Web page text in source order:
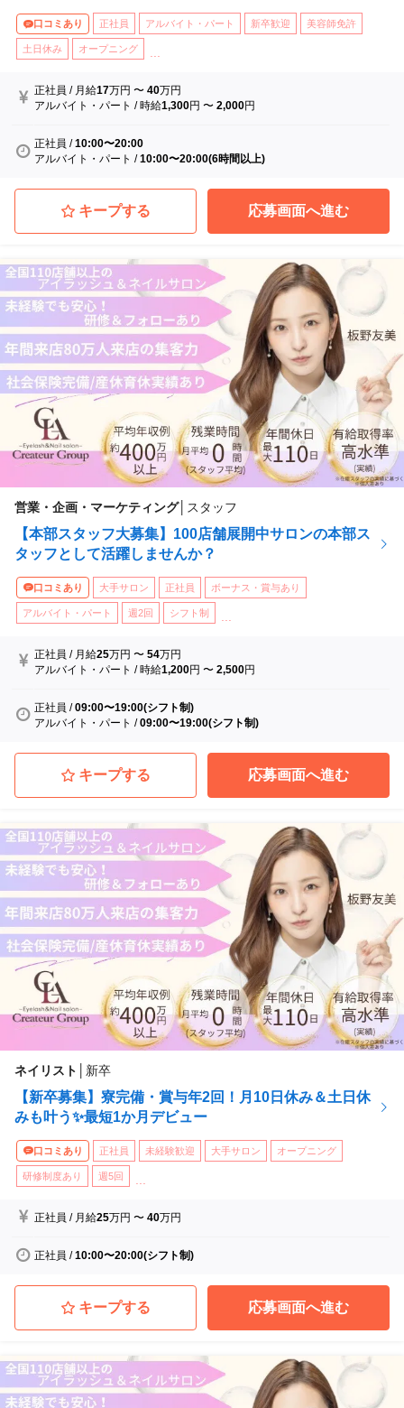
口コミあり 正社員 アルバイト・パート 新卒歓迎 美容師免許
土日休み オープニング ...
正社員 / 月給17万円 〜40万円
アルバイト・パート /時給1,300円 〜2,000円
正社員 /10:00〜20:00
アルバイト・パート /10:00〜20:00(6時間以上)
キープする 応募画面へ進む
営業・企画・マーケティング│ スタッフ
【本部スタッフ大募集】100店舗展開中サロンの本部ス
タッフとして活躍しませんか？
口コミあり 大手サロン 正社員 ボーナス・賞与あり
アルバイト・パート 週2回 シフト制
正社員 / 月給25万円 〜54万円
アルバイト・パート /時給1,200円 〜2,500円
正社員 /09:00〜19:00(シフト制)
アルバイト・パート /09:00〜19:00(シフト制)
キープする 応募画面へ進む
ネイリスト 新卒
【新卒募集】寮完備・賞与年2回！月10日休み＆土日休
みも叶う✨最短1か月デビュー
口コミあり 正社員 未経験歓迎 大手サロン オープニング
研修制度あり 週5回
正社員 / 月給25万円 〜40万円
正社員 /10:00〜20:00(シフト制)
キープする 応募画面へ進む